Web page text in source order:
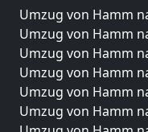
Umzug von Hamm
Umzug von Hamm
Umzug von Hamm
Umzug von Hamm
Umzug von Hamm
Umzug von Hamm